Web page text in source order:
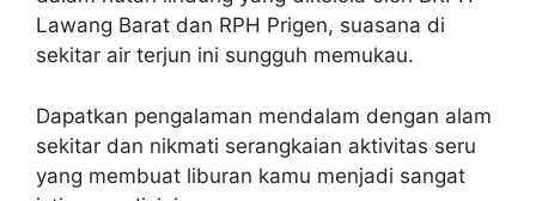
Lawang Barat dan RPH Prigen, suasana di
sekitar air terjun ini sungguh memukau.
Dapatkan pengalaman mendalam dengan alam
sekitar dan nikmati serangkaian aktivitas seru
yang membuat liburan kamu menjadi sangat